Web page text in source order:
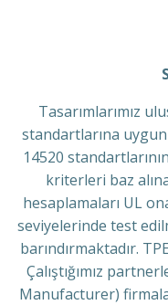
Tasarımlarımız
standartlarına uygun
14520
kriterleri baz
hesaplamaları UL
seviyelerinde test
barındırmaktadır.
Çalıştığımız
Manufacturer)